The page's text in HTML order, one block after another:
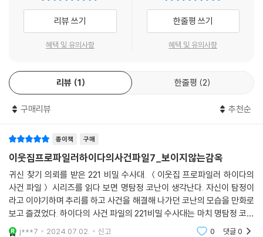
사회의 정의를 찾아가는 동화예요. 우리 사회가 서로 믿고 안심하며 살아
갈 수 있는 곳이 되려면, 어떤 순간에도 정의는 꼭 지켜져야 하지요. 정의로
운 행동을 하면 손해를 본다고 생각하는 사람들도 있지만, 긴 역사를 돌이
정의를 지키는 일은 대단하고 특별한 사람만 할 수 있는 게 아니에요. 책 속
에는 여러분과 닮은, 평범한 수사대 친구들이 나오는데요. 하나씩 특기를
가졌지만 아픔과 상처, 그리고 부족한 점도 많이 있어요. 수사대 친구들은
정에서 진짜 정의를 실현하게 되지요. 이 책을 읽는 어린이 친구들도 수사
대의 대원이 되어 함께 사건을 해결해 보세요. 그리고 주위를 둘러보세요.
어딘가에 내가 용기 내 주길 기다리는 사건들이 있을지도 모릅니다.
☞ 이 책을 먼저 읽은 ‘어린이 추리 평가단’이 보낸 뜨거운 찬사
“〈해리 포터〉만큼 흥미진진하다.”_2학년 조*린
리뷰 쓰기
혜택 및 유의사항
한줄평 쓰기
혜택 및 유의사항
리뷰 1 한줄평 2
구매리뷰 추천순
종이책 구매
이웃집프로파일러하이다의사건파일7_보이지않는감옥
귀신 찾기 의뢰를 받은 221 비밀 수사대. ＜이웃집 프로파일러 하이다의
사건 파일＞ 시리즈를 읽다 보면 명탐정 코난이 생각난다. 자신이 탐정이
라고 이야기하며 추리를 하고 사건을 해결해 나가던 코난의 모습을 만화로
보고 즐겼었다. 하이다의 사건 파일의 221비밀 수사대는 마치 명탐정 코난
속 어린이 탐정단이 떠오른다. 각자의 역할과 서로 조화를 이루며 사건을
j***7 2024.07.02. 신고 0 댓글0